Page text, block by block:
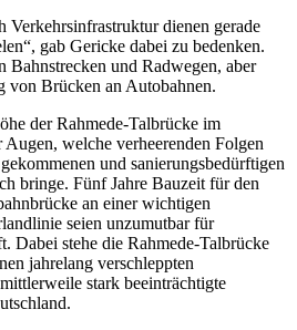
Verkehrsinfrastruktur dienen gerade
gab Gericke dabei zu bedenken.
Bahnstrecken und Radwegen, aber
von Brücken an Autobahnen.
der Rahmede-Talbrücke im
welche verheerenden Folgen
und sanierungsbedürftigen
bringe. Fünf Jahre Bauzeit für den
an einer wichtigen
seien unzumutbar für
Dabei stehe die Rahmede-Talbrücke
jahrelang verschleppten
stark beeinträchtigte